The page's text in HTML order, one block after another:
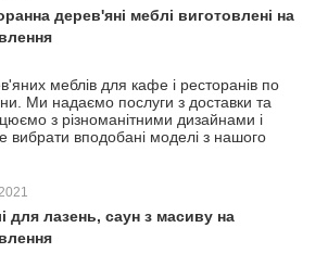
дерев'яні меблі виготовлені на
меблів для кафе і ресторанів по
Ми надаємо послуги з доставки та
з різноманітними дизайнами і
вподобані моделі з нашого
для лазень, саун з масиву на